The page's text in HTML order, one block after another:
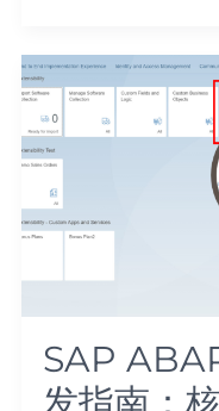
SAP
发指南：
SAP
ABAP
CDS
View
开
发
指
南：
核
数
服
务
详
解